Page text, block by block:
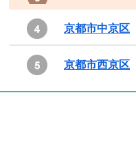
京都市中京区
京都市西京区